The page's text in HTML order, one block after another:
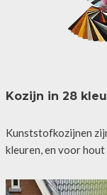
Kozijn in 28
Kunststofkozijnen
kleuren, en voor